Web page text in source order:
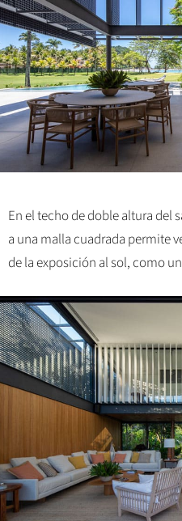
En el techo de doble altura del
a una malla cuadrada permite
de la exposición al sol, como